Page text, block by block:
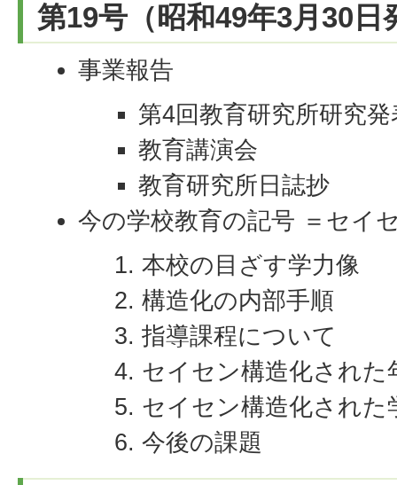
第19号（昭和49年3月30日
事業報告
第4回教育研究所研究発
教育講演会
教育研究所日誌抄
今の学校教育の記号 ＝セイ
本校の目ざす学力像
構造化の内部手順
指導課程について
セイセン構造化された
セイセン構造化された
今後の課題